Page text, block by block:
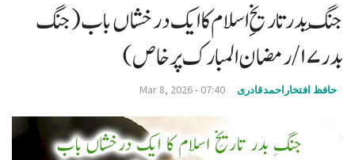
t
i
جنگِ بدر تاریخِ اسلام کا ایک درخشاں باب (جنگ
بدر ۱۷/ رمضان المبارک پر خاص)
حافظ افتخاراحمدقادری Mar 8, 2026 - 07:40